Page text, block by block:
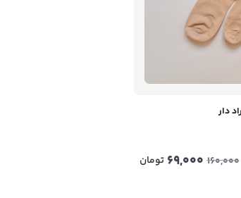
دار
160,000
69,000 تومان